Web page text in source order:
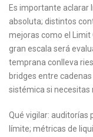
Es importante aclarar
absoluta; distintos
mejoras como el Limit
gran escala será
temprana conlleva
bridges entre
sistémica si necesitas
Qué vigilar: auditorías
límite; métricas de